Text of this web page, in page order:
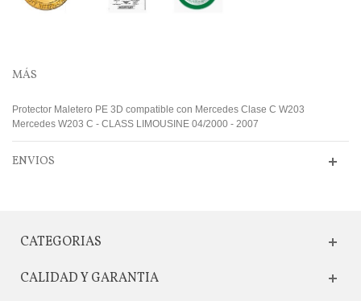
MÁS
Protector Maletero PE 3D compatible con Mercedes Clase C W203
Mercedes W203 C - CLASS LIMOUSINE 04/2000 - 2007
ENVIOS
CATEGORIAS
CALIDAD Y GARANTIA